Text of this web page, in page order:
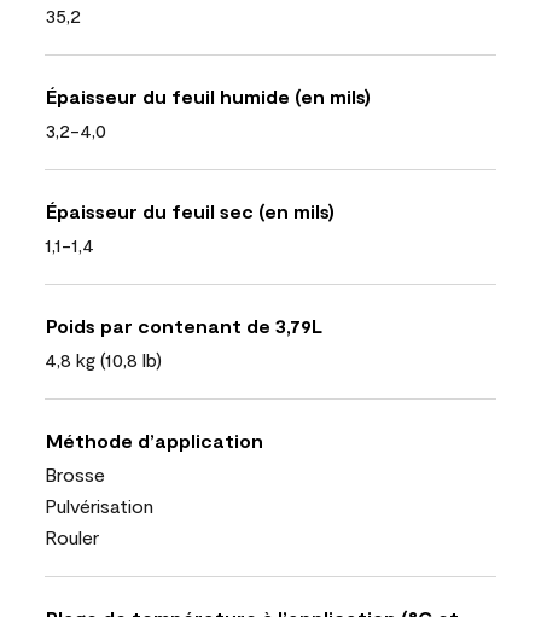
35,2
Épaisseur du feuil humide (en mils)
3,2-4,0
Épaisseur du feuil sec (en mils)
1,1-1,4
Poids par contenant de 3,79L
4,8 kg (10,8 lb)
Méthode d’application
Brosse
Pulvérisation
Rouler